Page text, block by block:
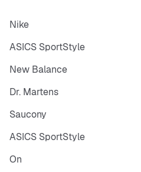
Nike
ASICS SportStyle
New Balance
Dr. Martens
Saucony
ASICS SportStyle
On